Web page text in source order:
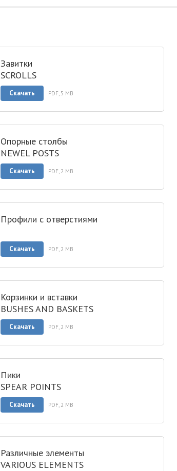
Завитки
SCROLLS
Скачать PDF, 5 MB
Опорные столбы
NEWEL POSTS
Скачать PDF, 2 MB
Профили с отверстиями
Скачать PDF, 2 MB
Корзинки и вставки
BUSHES AND BASKETS
Скачать PDF, 2 MB
Пики
SPEAR POINTS
Скачать PDF, 2 MB
Различные элементы
VARIOUS ELEMENTS